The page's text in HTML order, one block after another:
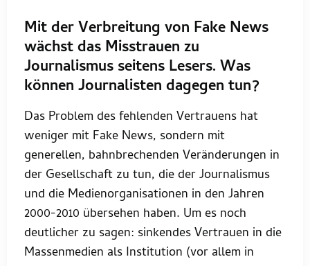
Mit der Verbreitung von Fake News
wächst das Misstrauen zu
Journalismus seitens Lesers. Was
können Journalisten dagegen tun?
Das Problem des fehlenden Vertrauens hat
weniger mit Fake News, sondern mit
generellen, bahnbrechenden Veränderungen in
der Gesellschaft zu tun, die der Journalismus
und die Medienorganisationen in den Jahren
2000-2010 übersehen haben. Um es noch
deutlicher zu sagen: sinkendes Vertrauen in die
Massenmedien als Institution (vor allem in